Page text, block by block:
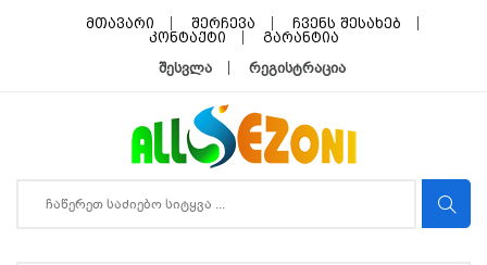
მთავარი შერჩევა
ჩვენს შესახებ
კონტაქტი
გარანტია
შესვლა რეგისტრაცია